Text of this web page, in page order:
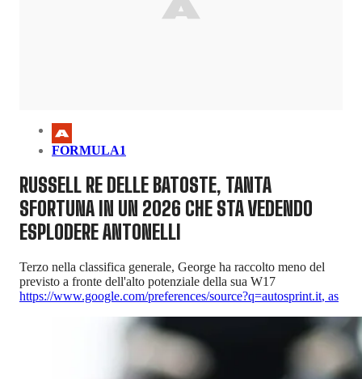
FORMULA1
RUSSELL RE DELLE BATOSTE, TANTA
SFORTUNA IN UN 2026 CHE STA VEDENDO
ESPLODERE ANTONELLI
Terzo nella classifica generale, George ha raccolto meno del
previsto a fronte dell'alto potenziale della sua W17
https://www.google.com/preferences/source?q=autosprint.it, as